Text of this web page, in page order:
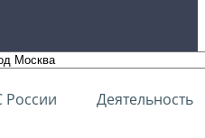
Деятельность